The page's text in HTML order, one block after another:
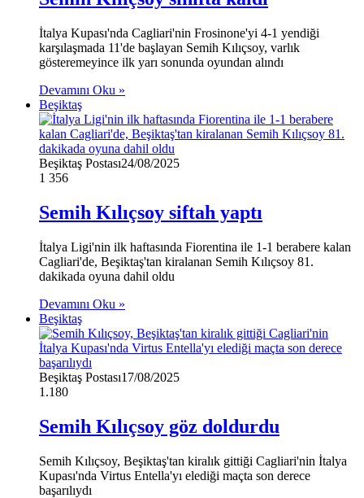
İtalya Kupası'nda Cagliari'nin Frosinone'yi 4-1 yendiği
karşılaşmada 11'de başlayan Semih Kılıçsoy, varlık
gösteremeyince ilk yarı sonunda oyundan alındı
Devamını Oku »
Beşiktaş
Beşiktaş Postası24/08/2025
1 356
Semih Kılıçsoy siftah yaptı
İtalya Ligi'nin ilk haftasında Fiorentina ile 1-1 berabere kalan
Cagliari'de, Beşiktaş'tan kiralanan Semih Kılıçsoy 81.
dakikada oyuna dahil oldu
Devamını Oku »
Beşiktaş
Beşiktaş Postası17/08/2025
1.180
Semih Kılıçsoy göz doldurdu
Semih Kılıçsoy, Beşiktaş'tan kiralık gittiği Cagliari'nin İtalya
Kupası'nda Virtus Entella'yı elediği maçta son derece
başarılıydı